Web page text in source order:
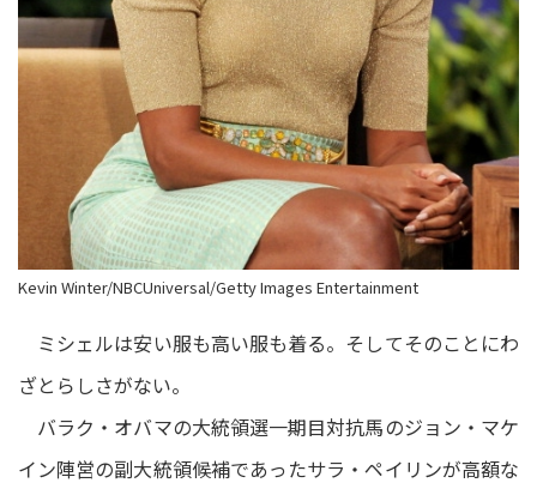
Kevin Winter/NBCUniversal/Getty Images Entertainment
ミシェルは安い服も高い服も着る。そしてそのことにわ
ざとらしさがない。
バラク・オバマの大統領選一期目対抗馬のジョン・マケ
イン陣営の副大統領候補であったサラ・ペイリンが高額な